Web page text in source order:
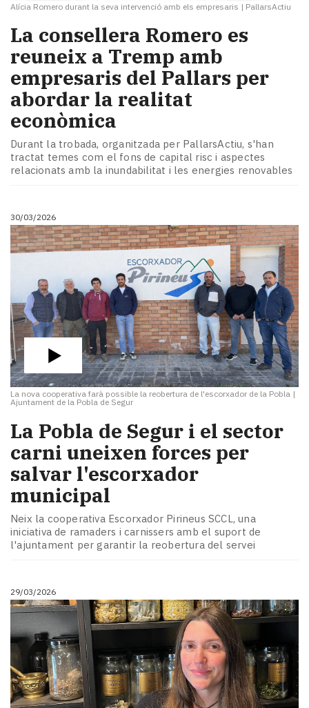
Alícia Romero durant la seva intervenció amb els empresaris | PallarsActiu
La consellera Romero es
reuneix a Tremp amb
empresaris del Pallars per
abordar la realitat
econòmica
Durant la trobada, organitzada per PallarsActiu, s'han
tractat temes com el fons de capital risc i aspectes
relacionats amb la inundabilitat i les energies renovables
30/03/2026
La nova cooperativa farà possible la reobertura de l'escorxador de la Pobla |
Ajuntament de la Pobla de Segur
La Pobla de Segur i el sector
carni uneixen forces per
salvar l'escorxador
municipal
Neix la cooperativa Escorxador Pirineus SCCL, una
iniciativa de ramaders i carnissers amb el suport de
l'ajuntament per garantir la reobertura del servei
29/03/2026